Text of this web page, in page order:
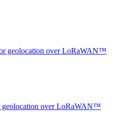
geolocation over LoRaWAN™
geolocation over LoRaWAN™